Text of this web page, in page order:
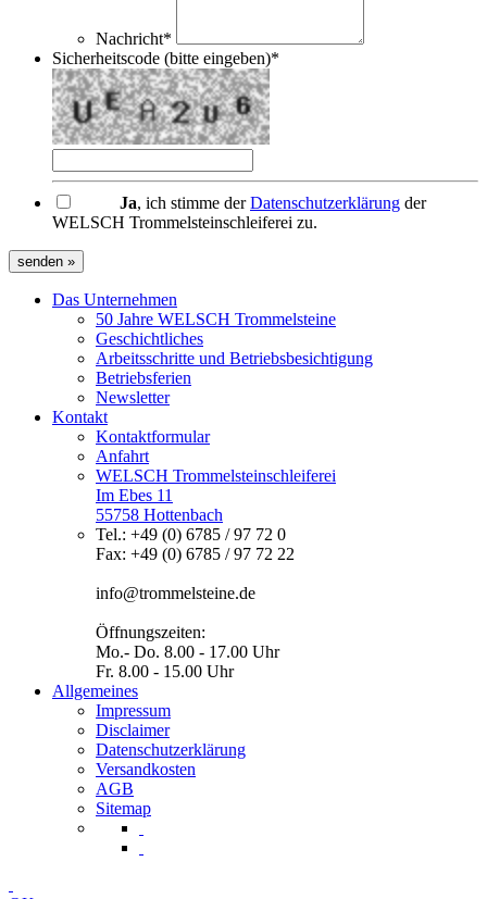
Nachricht*
Sicherheitscode (bitte eingeben)*
Ja, ich stimme derDatenschutzerklärung der
WELSCH Trommelsteinschleiferei zu.
senden »
Das Unternehmen
50 Jahre WELSCH Trommelsteine
Geschichtliches
Arbeitsschritte und Betriebsbesichtigung
Betriebsferien
Newsletter
Kontakt
Kontaktformular
Anfahrt
WELSCH Trommelsteinschleiferei
Im Ebes 11
55758 Hottenbach
Tel.: +49 (0) 6785 / 97 72 0
Fax: +49 (0) 6785 / 97 72 22
info@trommelsteine.de
Öffnungszeiten:
Mo.- Do. 8.00 - 17.00 Uhr
Fr. 8.00 - 15.00 Uhr
Allgemeines
Impressum
Disclaimer
Datenschutzerklärung
Versandkosten
AGB
Sitemap